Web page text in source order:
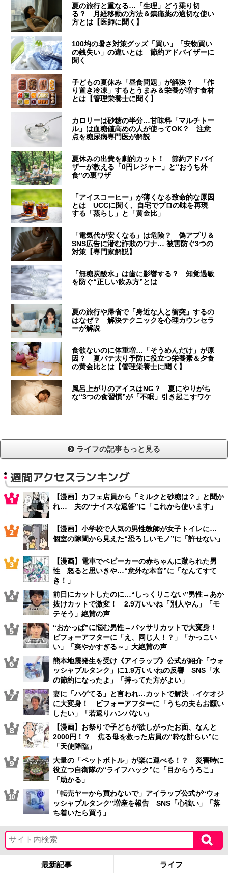
夏の旅行と重なる…「生理」どう乗り切
る？ 月経移動の方法＆鎮痛薬の適切な使い
方とは【医師に聞く】
100均の暑さ対策グッズ「買い」「安物買い
の銭失い」の違いとは 節約アドバイザーに
聞く
子どもの夏休み「昼食問題」が解決？ 「作
り置き冷凍」するとうまみ＆栄養が増す食材
とは【管理栄養士に聞く】
カロリーは砂糖の半分…甘味料「マルチトー
ル」は血糖値高めの人が使ってOK？ 注意
点を糖尿病専門医が解説
夏休みの出費を劇的カット！ 節約アドバイ
ザーが教える「0円レジャー」と“おうち外
食”の裏ワザ
「アイスコーヒー」が薄くなる致命的な原因
とは UCCに聞く、自宅でプロの味を再現
する「蒸らし」と「黄金比」
「電気代が安くなる」は危険？ 偽アプリ＆
SNS広告に潜む詐欺のワナ… 被害防ぐ3つの
対策【専門家解説】
「無糖炭酸水」は歯に影響する？ 知覚過敏
を防ぐ“正しい飲み方”とは
夏の旅行や帰省で「身近な人と衝突」するの
はなぜ？ 解決テクニックを心理カウンセラ
ーが解説
食欲ないのに体重増…「そうめんだけ」が原
因？ 夏バテ太り予防に役立つ栄養素＆夕食
の黄金比とは【管理栄養士に聞く】
風呂上がりのアイスはNG？ 夏にやりがち
な“3つの食習慣”が「不眠」引き起こすワケ
ライフの記事もっと見る
週間アクセスランキング
【漫画】カフェ店員から「ミルクと砂糖は？」と聞か
れ… 夫の“ナイスな返答”に「これから使います」
【漫画】小学校で人気の男性教師が女子トイレに…
個室の隙間から見えた“恐ろしいモノ”に「許せない」
【漫画】電車でベビーカーの赤ちゃんに蹴られた男
性 怒ると思いきや…“意外な本音”に「なんてすて
き！」
前日にカットしたのに…“しっくりこない”男性→あか
抜けカットで激変！ 2.9万いいね「別人やん」「モ
テそう」絶賛の声
“おかっぱ”に悩む男性→バッサリカットで大変身！
ビフォーアフターに「え、同じ人！？」「かっこい
い」「爽やかすぎる～」大絶賛の声
熊本地震発生を受け《アイラップ》公式が紹介「ウォ
ッシャブルタンク」に1.9万いいねの反響 SNS「水
の節約になったよ」「持ってた方がよい」
妻に「ハゲてる」と言われ…カットで解決→イケオジ
に大変身！ ビフォーアフターに「うちの夫もお願い
したい」「若返りハンパない」
【漫画】お祭りで子どもが欲しがったお面、なんと
2000円！？ 焦る母を救った店員の“粋な計らい”に
「天使降臨」
大量の「ペットボトル」が楽に運べる！？ 災害時に
役立つ自衛隊の“ライフハック”に「目からうろこ」
「助かる」
「転売ヤーから買わないで」アイラップ公式が“ウォ
ッシャブルタンク”増産を報告 SNS「心強い」「落
ち着いたら買う」
最新記事 ライフ